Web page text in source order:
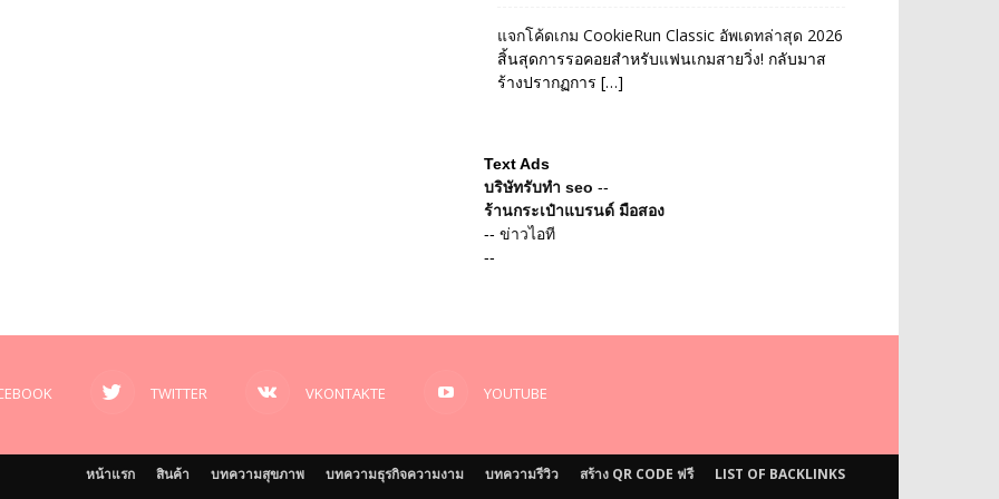
แจกโค้ดเกม CookieRun Classic อัพเดทล่าสุด 2026
สิ้นสุดการรอคอยสำหรับแฟนเกมสายวิ่ง! กลับมาส
ร้างปรากฏการ […]
Text Ads
บริษัทรับทำ seo --
ร้านกระเป๋าแบรนด์ มือสอง
-- ข่าวไอที
--
TWITTER VKONTAKTE YOUTUBE
หน้าแรก สินค้า บทความสุขภาพ บทความธุรกิจความงาม บทความรีวิว สร้าง QR CODE ฟรี LIST OF BACKLINKS